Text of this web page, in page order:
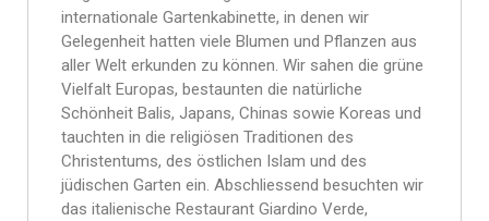
internationale Gartenkabinette, in denen wir
Gelegenheit hatten viele Blumen und Pflanzen aus
aller Welt erkunden zu können. Wir sahen die grüne
Vielfalt Europas, bestaunten die natürliche
Schönheit Balis, Japans, Chinas sowie Koreas und
tauchten in die religiösen Traditionen des
Christentums, des östlichen Islam und des
jüdischen Garten ein. Abschliessend besuchten wir
das italienische Restaurant Giardino Verde,